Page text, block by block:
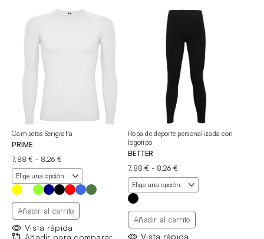
Camisetas Serigrafía
PRIME
7,88€ - 8,26 €
de
precios:
desde
7,88 €
hasta
8,26 €
Añadir al carrito
Vista rápida
Añadir para comparar
Ropa de deporte personalizada con
logotipo
BETTER
7,88€ - 8,26 €
de
precios:
desde
hasta
8,26 €
Añadir al carrito
Vista rápida